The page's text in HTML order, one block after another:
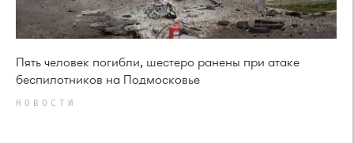
Пять человек погибли, шестеро ранены при атаке
беспилотников на Подмосковье
НОВОСТИ